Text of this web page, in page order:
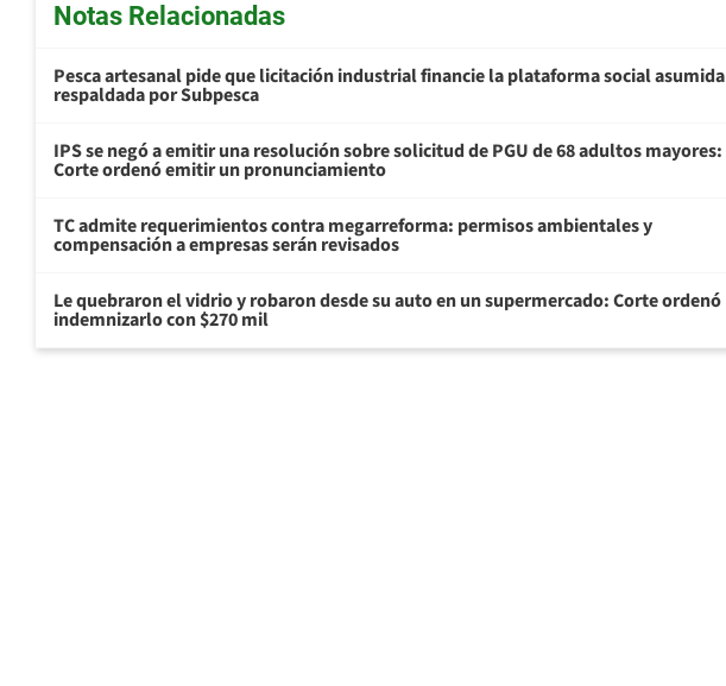
Notas Relacionadas
Pesca artesanal pide que licitación industrial financie la plataforma social asumida
respaldada por Subpesca
IPS se negó a emitir una resolución sobre solicitud de PGU de 68 adultos mayores:
Corte ordenó emitir un pronunciamiento
TC admite requerimientos contra megarreforma: permisos ambientales y
compensación a empresas serán revisados
Le quebraron el vidrio y robaron desde su auto en un supermercado: Corte ordenó
indemnizarlo con $270 mil